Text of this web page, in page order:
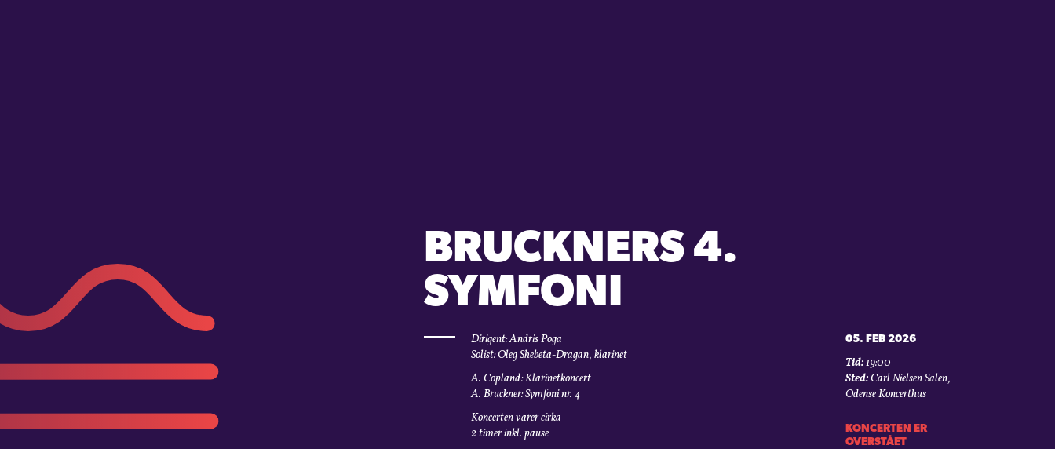
BRUCKNERS 4.
SYMFONI
Dirigent: Andris Poga
Solist: Oleg Shebeta-Dragan, klarinet
A. Copland: Klarinetkoncert
A. Bruckner: Symfoni nr. 4
Koncerten varer cirka
2 timer inkl. pause
05. FEB 2026
Tid:19:00
Sted:Carl Nielsen Salen,
Odense Koncerthus
KONCERTEN ER
OVERSTÅET